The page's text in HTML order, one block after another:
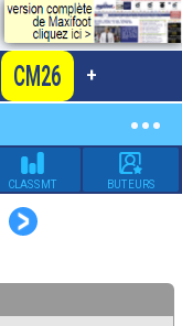
CM26 +
CLASSMT BUTEURS
>